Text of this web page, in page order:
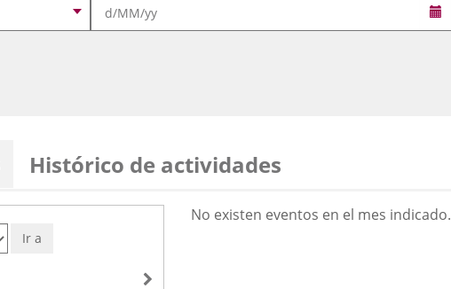
Histórico de actividades
Ir a
AGOSTO
No existen eventos en el mes indicado.